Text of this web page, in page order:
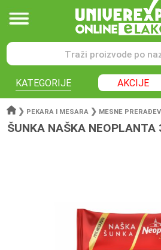
KATEGORIJE AKCIJE
❯ PEKARA I MESARA ❯ MESNE
ŠUNKA NAŠKA NEOPLANTA